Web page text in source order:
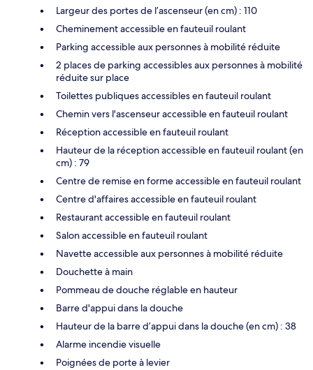
Largeur des portes de l’ascenseur (en cm) : 110
Cheminement accessible en fauteuil roulant
Parking accessible aux personnes à mobilité réduite
2 places de parking accessibles aux personnes à mobilité
réduite sur place
Toilettes publiques accessibles en fauteuil roulant
Chemin vers l'ascenseur accessible en fauteuil roulant
Réception accessible en fauteuil roulant
Hauteur de la réception accessible en fauteuil roulant (en
cm) : 79
Centre de remise en forme accessible en fauteuil roulant
Centre d'affaires accessible en fauteuil roulant
Restaurant accessible en fauteuil roulant
Salon accessible en fauteuil roulant
Navette accessible aux personnes à mobilité réduite
Douchette à main
Pommeau de douche réglable en hauteur
Barre d'appui dans la douche
Hauteur de la barre d’appui dans la douche (en cm) : 38
Alarme incendie visuelle
Poignées de porte à levier